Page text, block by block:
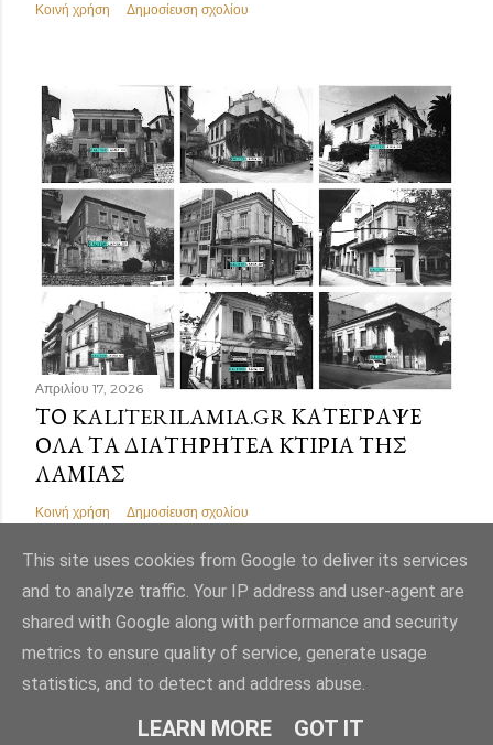
Κοινή χρήση Δημοσίευση σχολίου
Απριλίου 17, 2026
ΤΟ KALITERILAMIA.GR ΚΑΤΈΓΡΑΨΕ
ΌΛΑ ΤΑ ΔΙΑΤΗΡΗΤΈΑ ΚΤΊΡΙΑ ΤΗΣ
ΛΑΜΊΑΣ
Κοινή χρήση Δημοσίευση σχολίου
Από το Blogger
Εικόνες θέματος απόMae Burke
This site uses cookies from Google to deliver its services
and to analyze traffic. Your IP address and user-agent are
shared with Google along with performance and security
metrics to ensure quality of service, generate usage
statistics, and to detect and address abuse.
LEARN MORE GOT IT